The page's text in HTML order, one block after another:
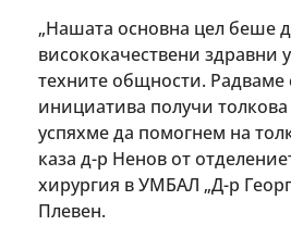
„Нашата основна цел беше
висококачествени здравни
техните общности. Радваме
инициатива получи
успяхме да помогнем на
каза д-р Ненов от
хирургия в УМБАЛ „Д-р
Плевен.